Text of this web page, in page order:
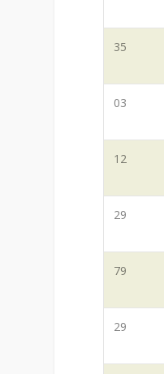
35
03
12
29
79
29